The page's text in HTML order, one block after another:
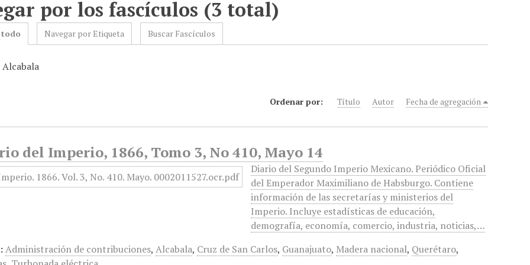
por los fascículos (3 total)
todo Navegar por Etiqueta Buscar Fascículos
Ordenar por: Título Autor Fecha de agregación
del Imperio, 1866, Tomo 3, No 410, Mayo 14
Diario del Segundo Imperio Mexicano. Periódico Oficial
del Emperador Maximiliano de Habsburgo. Contiene
información de las secretarías y ministerios del
Imperio. Incluye estadísticas de educación,
demografía, economía, comercio, industria, noticias,…
Administración de contribuciones,Alcabala, Cruz de San Carlos, Guanajuato, Madera nacional, Querétaro,